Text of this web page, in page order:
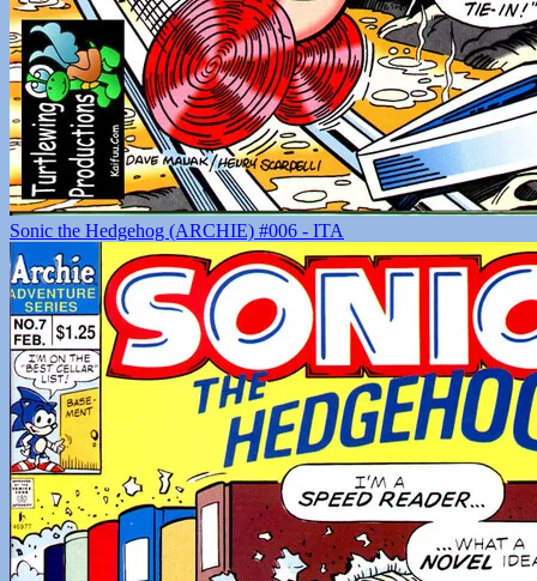
Sonic the Hedgehog (ARCHIE) #006 - ITA